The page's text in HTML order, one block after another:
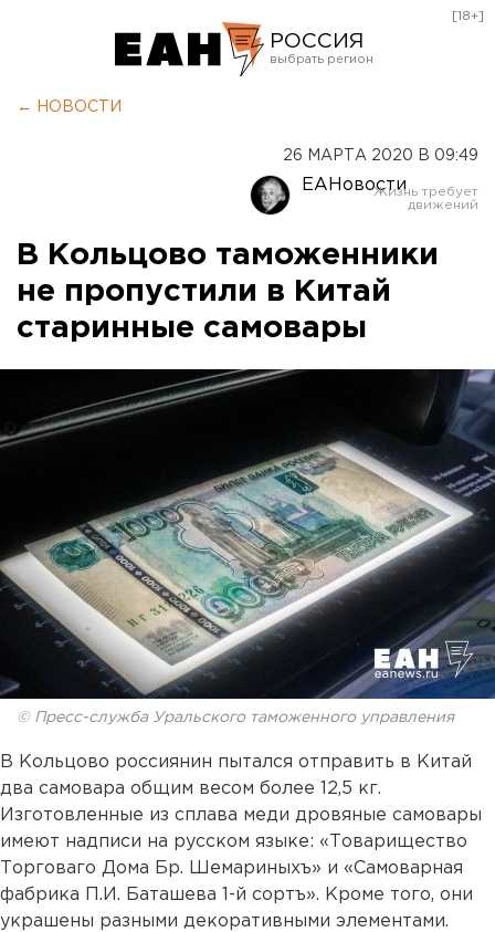
РОССИЯ
Оренбург
[18+]
← НОВОСТИ
26 МАРТА 2020 В 09:49
ЕАНовости
В Кольцово таможенники
не пропустили в Китай
старинные самовары
© Пресс-служба Уральского таможенного управления
В Кольцово россиянин пытался отправить в Китай
два самовара общим весом более 12,5 кг.
Изготовленные из сплава меди дровяные самовары
имеют надписи на русском языке: «Товарищество
Торговаго Дома Бр. Шемариныхъ» и «Самоварная
фабрика П.И. Баташева 1-й сортъ». Кроме того, они
украшены разными декоративными элементами.